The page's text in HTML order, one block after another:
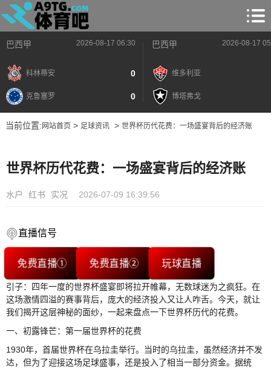
巴西甲 2026-08-17 06:30
科林蒂安 0
克鲁塞罗 0
巴西甲 2026-08-17
维多利亚
博塔弗戈
当前位置: 网站首页> 足球资讯> 世界杯历代花费：一场盛宴背后的经济账
世界杯历代花费：一场盛宴背后的经济账
水户 红书 实况 2026-07-09 16:39:56
直播信号
免费直播① 免费直播② 玩球直播
引子：四年一度的世界杯盛宴即将拉开帷幕，无数球迷为之疯狂。在
这场激情四溢的赛事背后，庞大的经济投入又让人咋舌。今天，就让
我们揭开这层神秘的面纱，一起来盘点一下世界杯历代的花费。
一、初露锋芒：第一届世界杯的花费
1930年，首届世界杯在乌拉圭举行。当时的乌拉圭，虽然经济并不发
达，但为了迎接这场足球盛事，还是投入了相当一部分资金。据统